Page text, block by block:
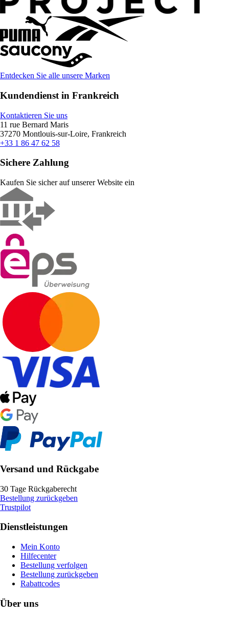
Entdecken Sie alle unsere Marken
Kundendienst in Frankreich
Kontaktieren Sie uns
11 rue Bernard Maris
37270 Montlouis-sur-Loire, Frankreich
+33 1 86 47 62 58
Sichere Zahlung
Kaufen Sie sicher auf unserer Website ein
Versand und Rückgabe
30 Tage Rückgaberecht
Bestellung zurückgeben
Trustpilot
Dienstleistungen
Mein Konto
Hilfecenter
Bestellung verfolgen
Bestellung zurückgeben
Rabattcodes
Über uns